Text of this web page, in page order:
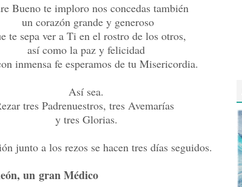
Bueno te imploro nos concedas también
un corazón grande y generoso
te sepa ver a Ti en el rostro de los otros,
así como la paz y felicidad
inmensa fe esperamos de tu Misericordia.
Así sea.
tres Padrenuestros, tres Avemarías
y tres Glorias.
junto a los rezos se hacen tres días seguidos.
un gran Médico